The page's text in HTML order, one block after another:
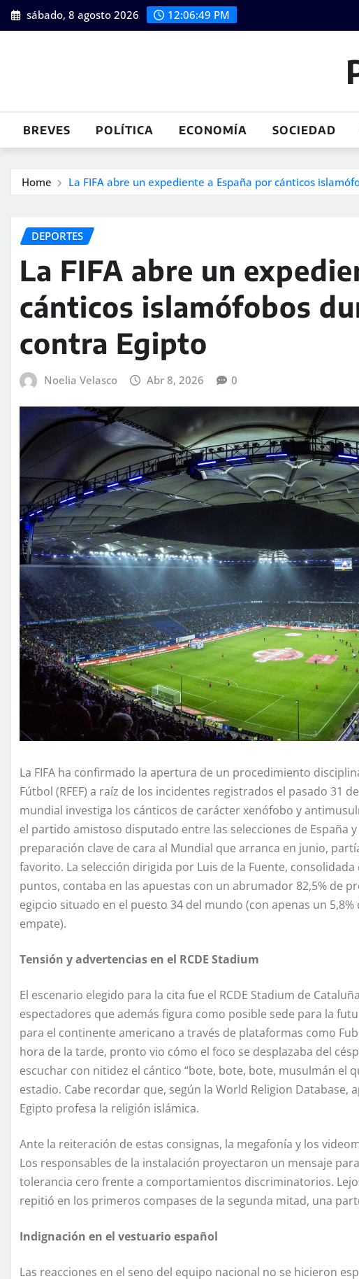
Skip
to
sábado, 8 agosto 2026 12:06:50 PM
BREVES POLÍTICA ECONOMÍA SOCIEDAD
Home La FIFA abre un expediente a España por cánticos
DEPORTES
La FIFA abre un
cánticos islamófobos
contra Egipto
Noelia Velasco Abr 8, 2026 0
La FIFA ha confirmado la apertura de un procedimiento
Fútbol (RFEF) a raíz de los incidentes registrados el pasado 31
mundial investiga los cánticos de carácter xenófobo y
el partido amistoso disputado entre las selecciones de España
preparación clave de cara al Mundial que arranca en junio,
favorito. La selección dirigida por Luis de la Fuente,
puntos, contaba en las apuestas con un abrumador 82,5% de
egipcio situado en el puesto 34 del mundo (con apenas un
empate).
Tensión y advertencias en el RCDE Stadium
El escenario elegido para la cita fue el RCDE Stadium de
espectadores que además figura como posible sede para la
para el continente americano a través de plataformas como
hora de la tarde, pronto vio cómo el foco se desplazaba del
escuchar con nitidez el cántico “bote, bote, bote, musulmán el
estadio. Cabe recordar que, según la World Religion Database,
Egipto profesa la religión islámica.
Ante la reiteración de estas consignas, la megafonía y los
Los responsables de la instalación proyectaron un mensaje
tolerancia cero frente a comportamientos discriminatorios.
repitió en los primeros compases de la segunda mitad, una
Indignación en el vestuario español
Las reacciones en el seno del equipo nacional no se hicieron